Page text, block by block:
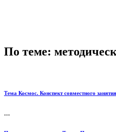
По теме:
Тема Космос. Конспект совместного
...